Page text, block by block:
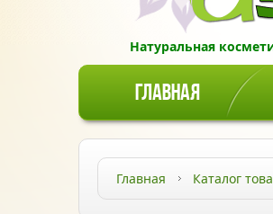
Натуральная
ГЛАВНАЯ
Главная Каталог